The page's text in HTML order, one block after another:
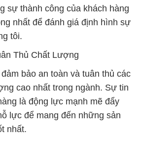
sự thành công của khách hàng
nhất để đánh giá định hình sự
tôi.
Thủ Chất Lượng
bảo an toàn và tuân thủ các
cao nhất trong ngành. Sự tin
là động lực mạnh mẽ đẩy
lực để mang đến những sản
nhất.